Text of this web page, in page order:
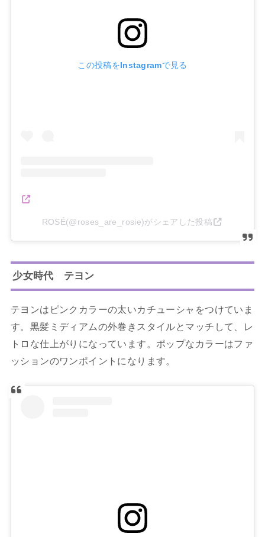
この投稿をInstagramで見る
ROSÉ(@roses_are_rosie)がシェアした投稿
少女時代 テヨン
テヨンはピンクカラーの太いカチューシャをつけていま
す。黒髪ミディアムの外巻きスタイルとマッチして、レ
トロな仕上がりになっています。ポップなカラーはファ
ッションのワンポイントになります。